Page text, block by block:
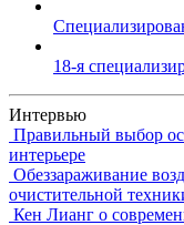
18-я
Интервью
Правильный выбор
интерьере
Обеззараживание
очистительной
Кен Лианг о